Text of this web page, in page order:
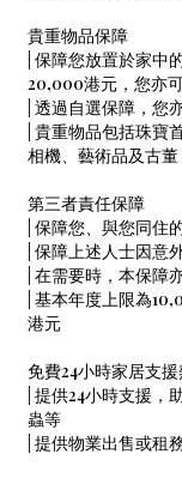
貴重物品保障
| 保障您放置於家中
20,000港元，您亦
| 透過自選保障，您
| 貴重物品包括珠寶
相機、藝術品及古董
第三者責任保障
| 保障您、與您同住
| 保障上述人士因意
| 在需要時，本保障
| 基本年度上限為
港元
免費24小時家居支
| 提供24小時支援
蟲等
| 提供物業出售或租